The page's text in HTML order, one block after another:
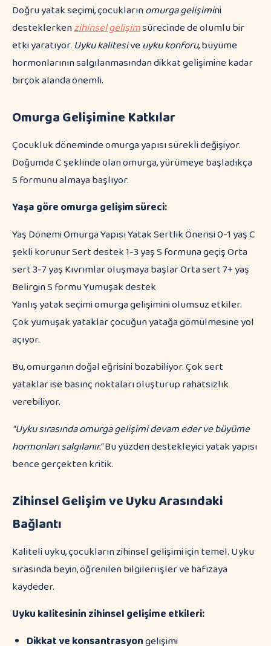
Doğru yatak seçimi, çocuklarınomurga gelişimini
desteklerkenzihinsel gelişimsürecinde de olumlu bir
etki yaratıyor. Uyku kalitesiveuyku konforu, büyüme
hormonlarının salgılanmasından dikkat gelişimine kadar
birçok alanda önemli.
Omurga Gelişimine Katkılar
Çocukluk döneminde omurga yapısı sürekli değişiyor.
Doğumda C şeklinde olan omurga, yürümeye başladıkça
S formunu almaya başlıyor.
Yaşa göre omurga gelişim süreci:
Yaş Dönemi Omurga Yapısı Yatak Sertlik Önerisi 0-1 yaş C
şekli korunur Sert destek 1-3 yaş S formuna geçiş Orta
sert 3-7 yaş Kıvrımlar oluşmaya başlar Orta sert 7+ yaş
Belirgin S formu Yumuşak destek
Yanlış yatak seçimi omurga gelişimini olumsuz etkiler.
Çok yumuşak yataklar çocuğun yatağa gömülmesine yol
açıyor.
Bu, omurganın doğal eğrisini bozabiliyor. Çok sert
yataklar ise basınç noktaları oluşturup rahatsızlık
verebiliyor.
"Uyku sırasında omurga gelişimi devam eder ve büyüme
hormonları salgılanır."Bu yüzden destekleyici yatak yapısı
bence gerçekten kritik.
Zihinsel Gelişim ve Uyku Arasındaki
Bağlantı
Kaliteli uyku, çocukların zihinsel gelişimi için temel. Uyku
sırasında beyin, öğrenilen bilgileri işler ve hafızaya
kaydeder.
Uyku kalitesinin zihinsel gelişime etkileri:
Dikkat ve konsantrasyongelişimi